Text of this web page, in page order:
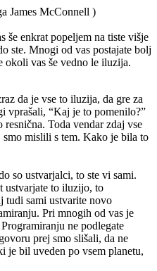
James McConnell )
še enkrat popeljem na tiste višje
ste. Mnogi od vas postajate bolj
okoli vas še vedno le iluzija.
da je vse to iluzija, da gre za
vprašali, “Kaj je to pomenilo?”
Toda vendar zdaj vse
mislili s tem. Kako je bila to
so ustvarjalci, to ste vi sami.
ustvarjate to iluzijo, to
tudi sami ustvarite novo
Pri mnogih od vas je
ne podlegate
prej smo slišali, da ne
je bil uveden po vsem planetu,